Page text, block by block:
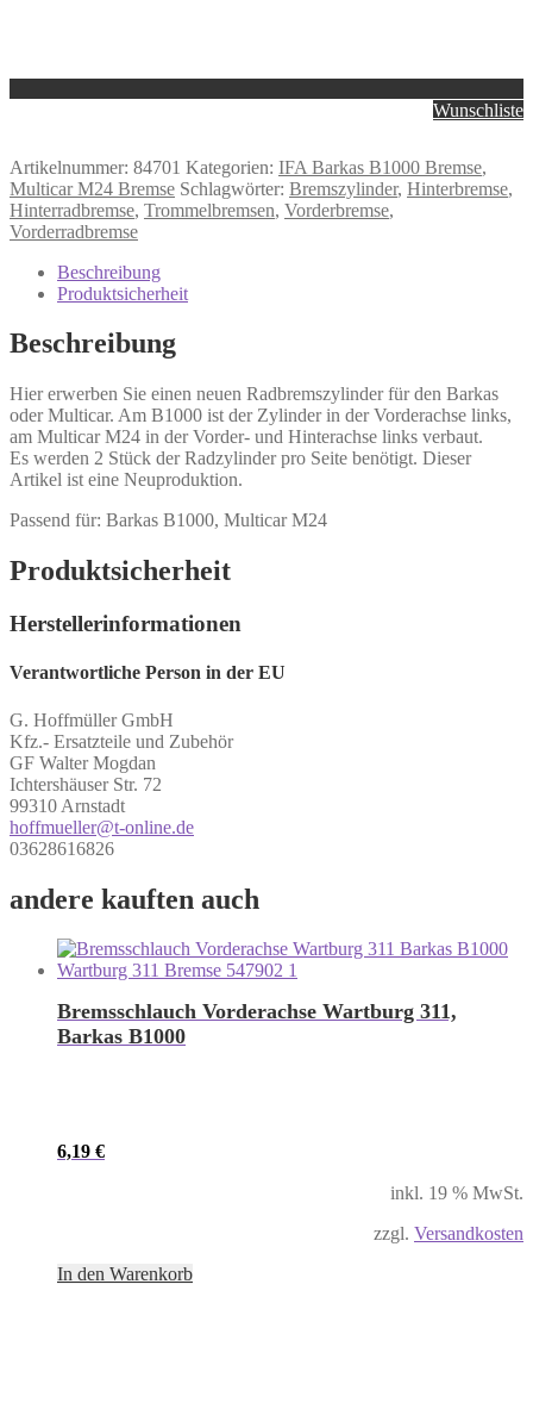
Wunschliste
Artikelnummer: 84701 Kategorien: IFA Barkas B1000 Bremse,
Multicar M24 Bremse Schlagwörter: Bremszylinder, Hinterbremse,
Hinterradbremse, Trommelbremsen, Vorderbremse,
Vorderradbremse
Beschreibung
Produktsicherheit
Beschreibung
Hier erwerben Sie einen neuen Radbremszylinder für den Barkas
oder Multicar. Am B1000 ist der Zylinder in der Vorderachse links,
am Multicar M24 in der Vorder- und Hinterachse links verbaut.
Es werden 2 Stück der Radzylinder pro Seite benötigt. Dieser
Artikel ist eine Neuproduktion.
Passend für: Barkas B1000, Multicar M24
Produktsicherheit
Herstellerinformationen
Verantwortliche Person in der EU
G. Hoffmüller GmbH
Kfz.- Ersatzteile und Zubehör
GF Walter Mogdan
Ichtershäuser Str. 72
99310 Arnstadt
hoffmueller@t-online.de
03628616826
andere kauften auch
Bremsschlauch Vorderachse Wartburg 311,
Barkas B1000
6,19 €
inkl. 19 % MwSt.
zzgl. Versandkosten
In den Warenkorb